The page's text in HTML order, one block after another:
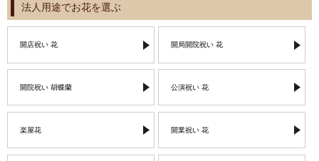
法人用途でお花を選ぶ
開店祝い 花 開局開院祝い 花
開院祝い 胡蝶蘭 公演祝い 花
楽屋花 開業祝い 花